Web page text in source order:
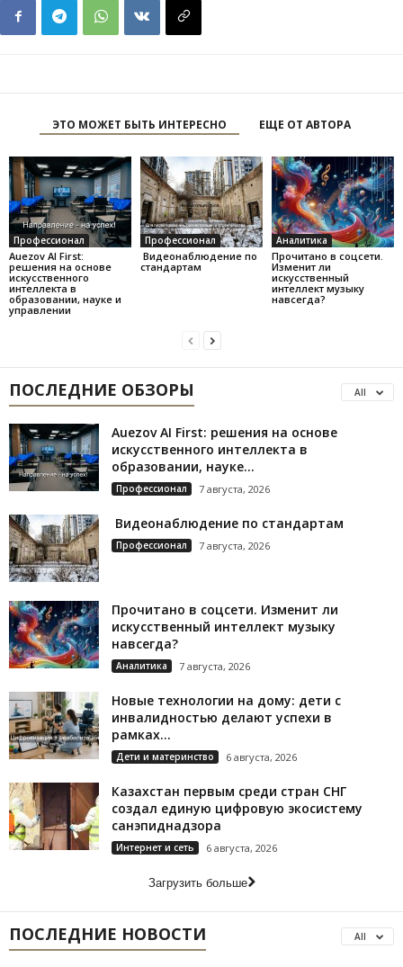
ЭТО МОЖЕТ БЫТЬ ИНТЕРЕСНО ЕЩЕ ОТ АВТОРА
Профессионал
Auezov AI First:
решения на основе
искусственного
интеллекта в
образовании, науке и
управлении
Профессионал
Видеонаблюдение по
стандартам
Аналитика
Прочитано в соцсети.
Изменит ли
искусственный
интеллект музыку
навсегда?
ПОСЛЕДНИЕ ОБЗОРЫ All
Auezov AI First: решения на основе
искусственного интеллекта в
образовании, науке...
Профессионал 7 августа, 2026
Видеонаблюдение по стандартам
Профессионал 7 августа, 2026
Прочитано в соцсети. Изменит ли
искусственный интеллект музыку
навсегда?
Аналитика 7 августа, 2026
Новые технологии на дому: дети с
инвалидностью делают успехи в
рамках...
Дети и материнство 6 августа, 2026
Казахстан первым среди стран СНГ
создал единую цифровую экосистему
санэпиднадзора
Интернет и сеть 6 августа, 2026
Загрузить больше
ПОСЛЕДНИЕ НОВОСТИ All